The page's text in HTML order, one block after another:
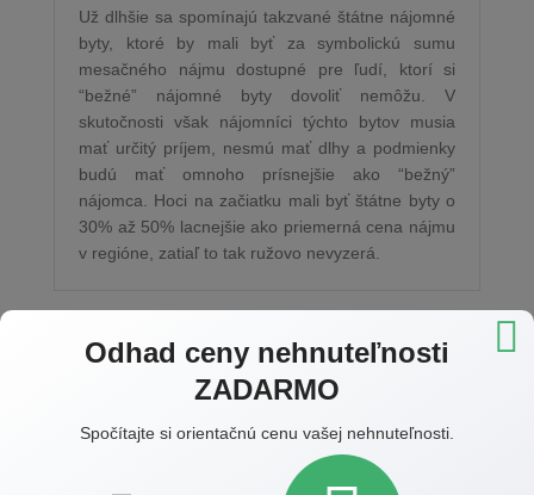
Už dlhšie sa spomínajú takzvané štátne nájomné
byty, ktoré by mali byť za symbolickú sumu
mesačného nájmu dostupné pre ľudí, ktorí si
“bežné” nájomné byty dovoliť nemôžu. V
skutočnosti však nájomníci týchto bytov musia
mať určitý príjem, nesmú mať dlhy a podmienky
budú mať omnoho prísnejšie ako “bežný”
nájomca. Hoci na začiatku mali byť štátne byty o
30% až 50% lacnejšie ako priemerná cena nájmu
v regióne, zatiaľ to tak ružovo nevyzerá.
Dovolenky sú v plnom prúde,
Odhad ceny nehnuteľnosti
ZADARMO
Spočítajte si orientačnú cenu vašej nehnuteľnosti.